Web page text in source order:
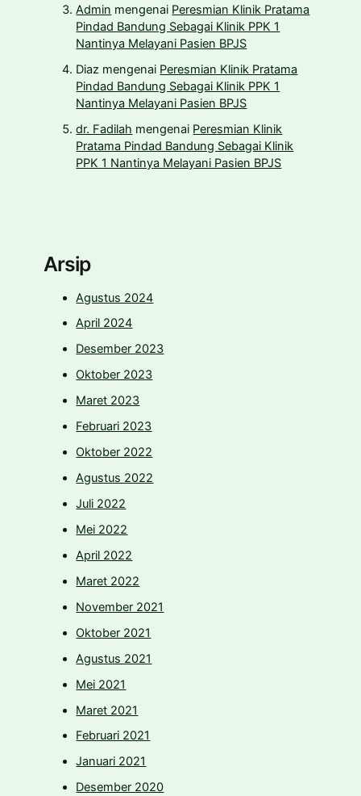
Admin mengenai Peresmian Klinik Pratama
Pindad Bandung Sebagai Klinik PPK 1
Nantinya Melayani Pasien BPJS
Diaz mengenai Peresmian Klinik Pratama
Pindad Bandung Sebagai Klinik PPK 1
Nantinya Melayani Pasien BPJS
dr. Fadilah mengenai Peresmian Klinik
Pratama Pindad Bandung Sebagai Klinik
PPK 1 Nantinya Melayani Pasien BPJS
Arsip
Agustus 2024
April 2024
Desember 2023
Oktober 2023
Maret 2023
Februari 2023
Oktober 2022
Agustus 2022
Juli 2022
Mei 2022
April 2022
Maret 2022
November 2021
Oktober 2021
Agustus 2021
Mei 2021
Maret 2021
Februari 2021
Januari 2021
Desember 2020